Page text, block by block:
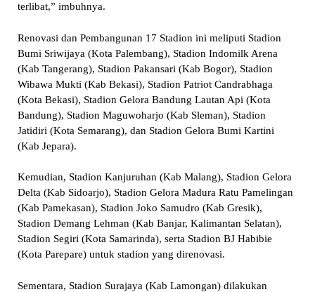
terlibat,” imbuhnya.
Renovasi dan Pembangunan 17 Stadion ini meliputi Stadion
Bumi Sriwijaya (Kota Palembang), Stadion Indomilk Arena
(Kab Tangerang), Stadion Pakansari (Kab Bogor), Stadion
Wibawa Mukti (Kab Bekasi), Stadion Patriot Candrabhaga
(Kota Bekasi), Stadion Gelora Bandung Lautan Api (Kota
Bandung), Stadion Maguwoharjo (Kab Sleman), Stadion
Jatidiri (Kota Semarang), dan Stadion Gelora Bumi Kartini
(Kab Jepara).
Kemudian, Stadion Kanjuruhan (Kab Malang), Stadion Gelora
Delta (Kab Sidoarjo), Stadion Gelora Madura Ratu Pamelingan
(Kab Pamekasan), Stadion Joko Samudro (Kab Gresik),
Stadion Demang Lehman (Kab Banjar, Kalimantan Selatan),
Stadion Segiri (Kota Samarinda), serta Stadion BJ Habibie
(Kota Parepare) untuk stadion yang direnovasi.
Sementara, Stadion Surajaya (Kab Lamongan) dilakukan